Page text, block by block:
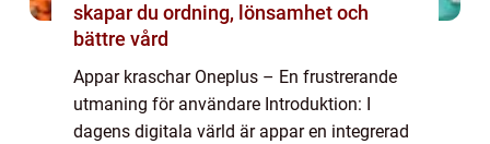
skapar du ordning, lönsamhet och
bättre vård
Appar kraschar Oneplus – En frustrerande
utmaning för användare Introduktion: I
dagens digitala värld är appar en integrerad